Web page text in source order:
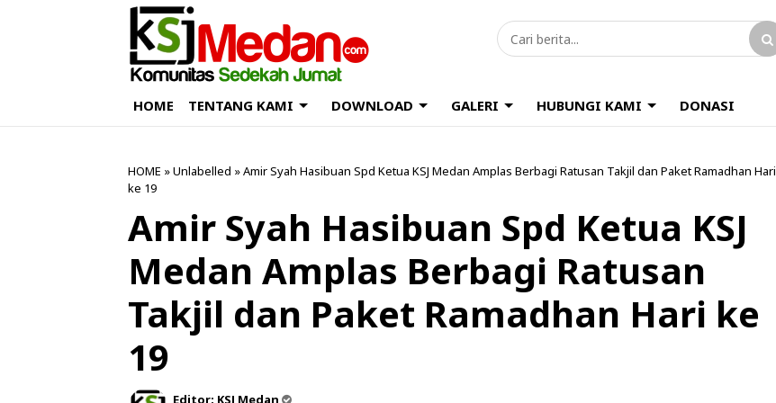
HOME TENTANG KAMI DOWNLOAD GALERI HUBUNGI KAMI DONASI
HOME » Unlabelled » Amir Syah Hasibuan Spd Ketua KSJ Medan Amplas Berbagi Ratusan Takjil dan Paket Ramadhan Hari
ke 19
Amir Syah Hasibuan Spd Ketua KSJ
Medan Amplas Berbagi Ratusan
Takjil dan Paket Ramadhan Hari ke
19
Editor: KSJ Medan